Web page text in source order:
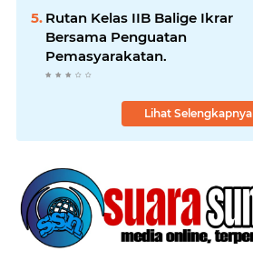
Rutan Kelas IIB Balige Ikrar
Bersama Penguatan
Pemasyarakatan.
Lihat Selengkapnya